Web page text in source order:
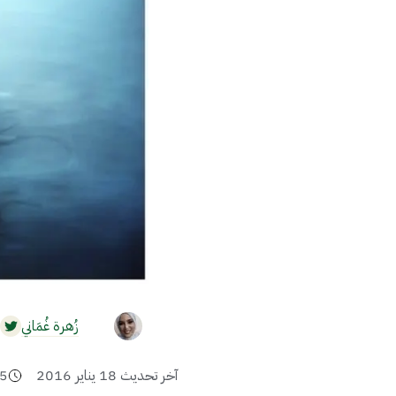
زُهرة غُمَاني
آخر تحديث 18 يناير 2016 5